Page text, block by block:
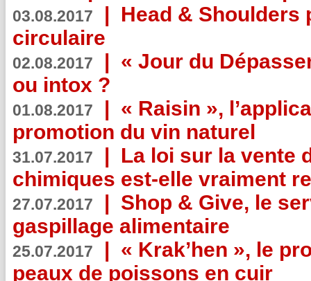
03.08.2017 | Head & Shoulders
circulaire
02.08.2017 | « Jour du
ou intox ?
01.08.2017 | « Raisin »,
promotion du vin naturel
31.07.2017 | La loi sur la vente
chimiques est-elle vraiment
27.07.2017 | Shop & Give, le
gaspillage alimentaire
25.07.2017 | « Krak’hen », le
peaux de poissons en cuir